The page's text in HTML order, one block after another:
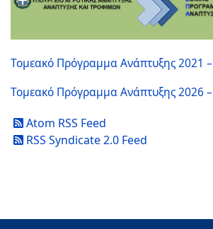
Τομεακό Πρόγραμμα Ανάπτυξης 2021
Τομεακό Πρόγραμμα Ανάπτυξης 2026
Atom RSS Feed
RSS Syndicate 2.0 Feed